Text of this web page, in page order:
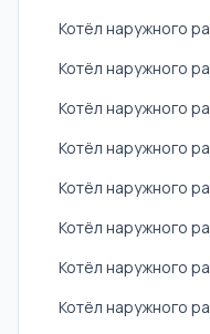
Котёл наружного
Котёл наружного
Котёл наружного
Котёл наружного
Котёл наружного
Котёл наружного
Котёл наружного
Котёл наружного